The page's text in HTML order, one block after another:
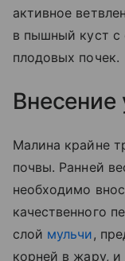
активное
в пышный куст с
плодовых почек.
Внесение
Малина крайне
почвы. Ранней
необходимо
качественного
слой мульчи,
корней в жару,